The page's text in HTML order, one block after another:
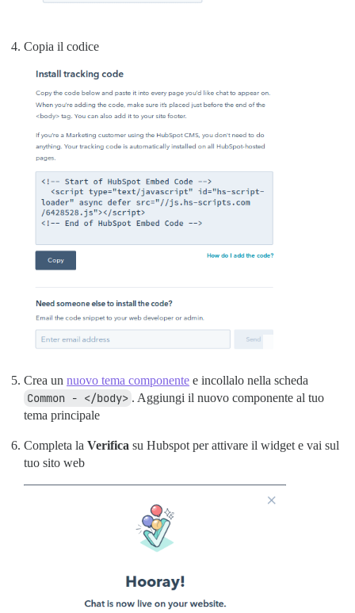
Copia il codice
Crea un nuovo tema componente e incollalo nella scheda
Common - </body> . Aggiungi il nuovo componente al tuo
tema principale
Completa la Verifica su Hubspot per attivare il widget e vai sul
tuo sito web